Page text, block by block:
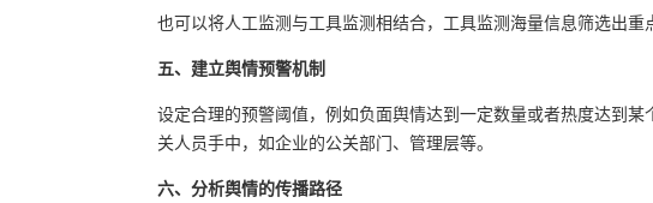
也可以将人工监测与工具监测相结合，工具监测海量信息筛选出重
五、建立舆情预警机制
设定合理的预警阈值，例如负面舆情达到一定数量或者热度达到
关人员手中，如企业的公关部门、管理层等。
六、分析舆情的传播路径